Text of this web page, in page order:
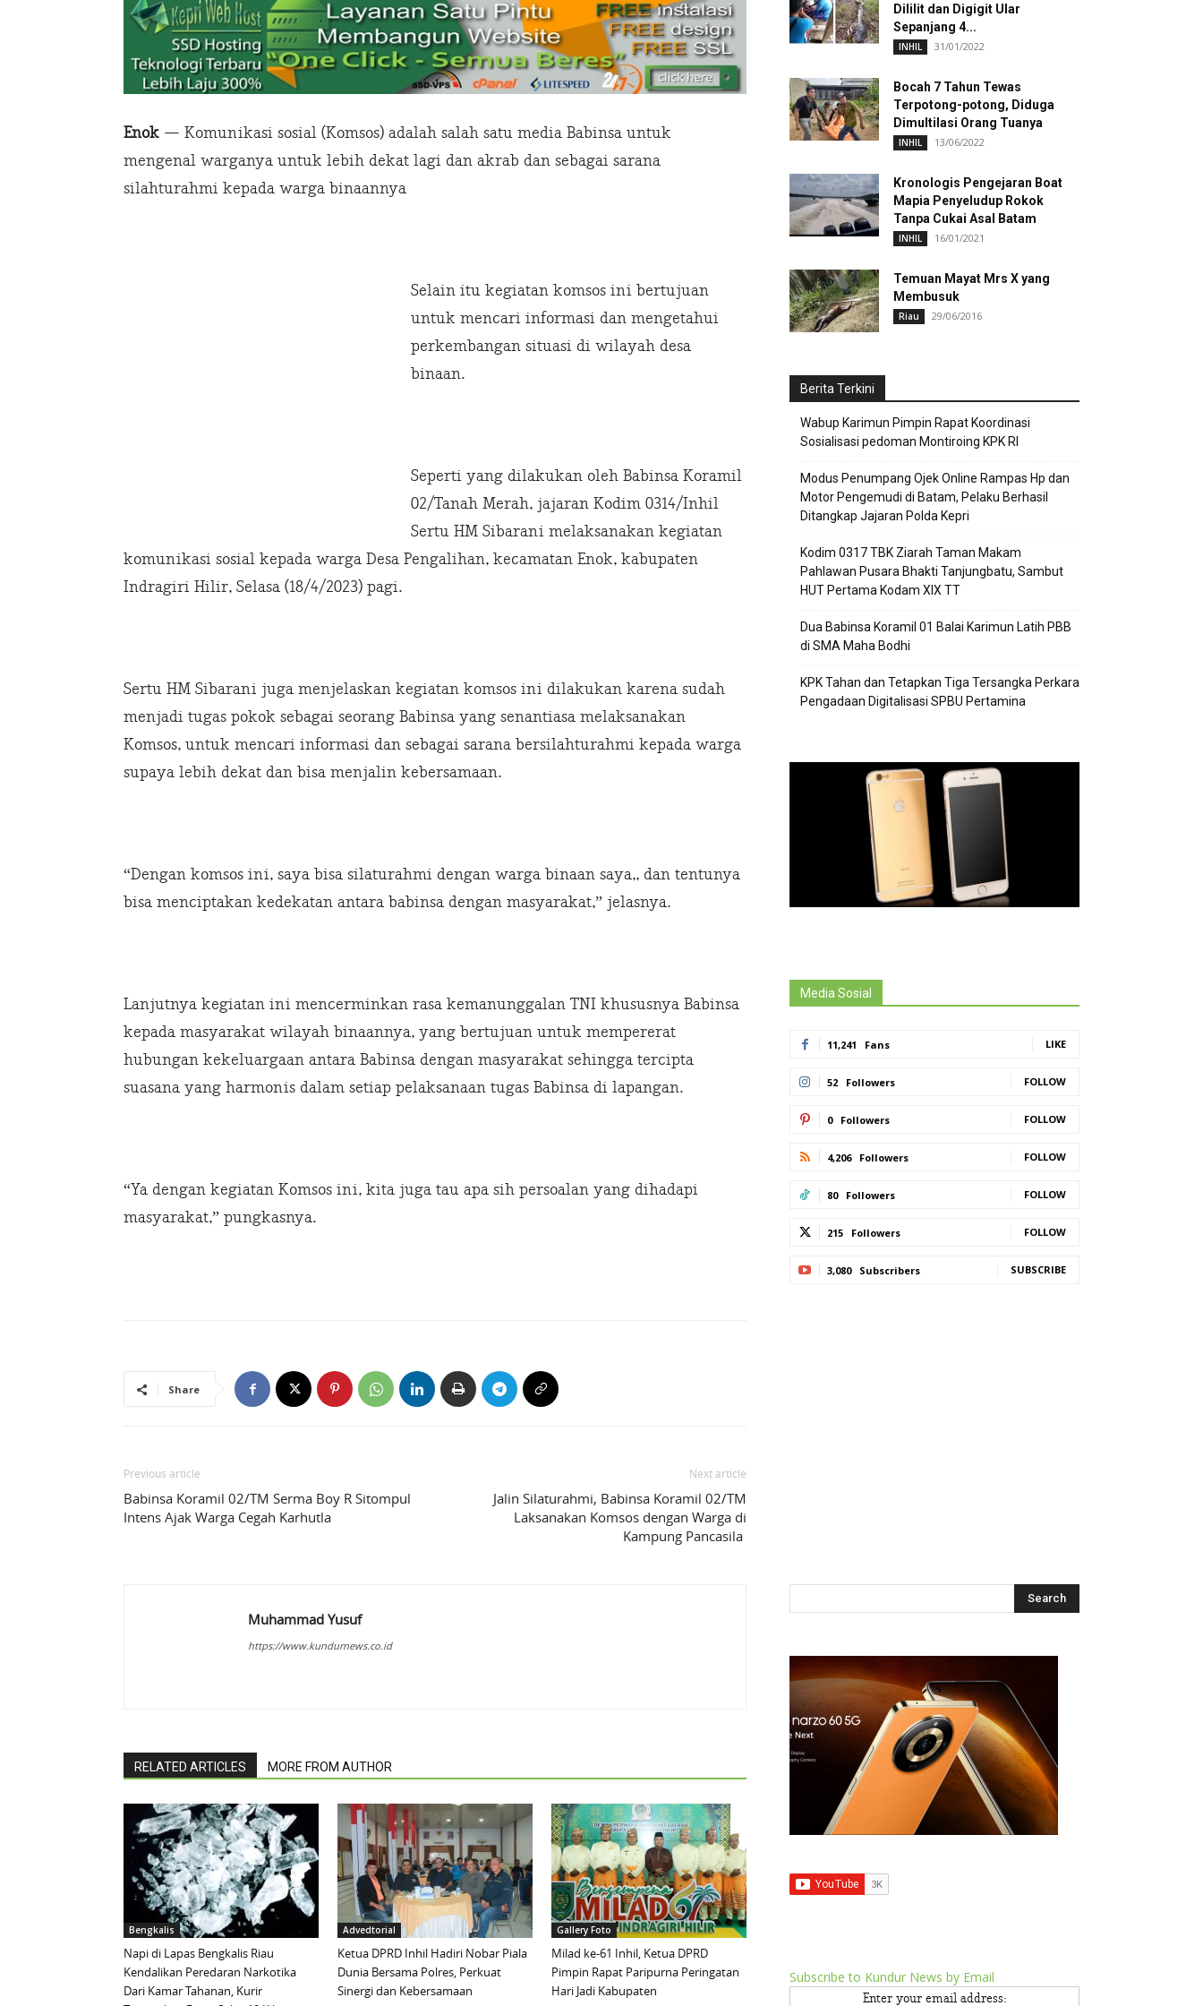
Enok — Komunikasi sosial (Komsos) adalah salah satu media Babinsa untuk
mengenal warganya untuk lebih dekat lagi dan akrab dan sebagai sarana
silahturahmi kepada warga binaannya
Selain itu kegiatan komsos ini bertujuan
untuk mencari informasi dan mengetahui
perkembangan situasi di wilayah desa
binaan.
Seperti yang dilakukan oleh Babinsa Koramil
02/Tanah Merah, jajaran Kodim 0314/Inhil
Sertu HM Sibarani melaksanakan kegiatan
komunikasi sosial kepada warga Desa Pengalihan, kecamatan Enok, kabupaten
Indragiri Hilir, Selasa (18/4/2023) pagi.
Sertu HM Sibarani juga menjelaskan kegiatan komsos ini dilakukan karena sudah
menjadi tugas pokok sebagai seorang Babinsa yang senantiasa melaksanakan
Komsos, untuk mencari informasi dan sebagai sarana bersilahturahmi kepada warga
supaya lebih dekat dan bisa menjalin kebersamaan.
“Dengan komsos ini, saya bisa silaturahmi dengan warga binaan saya,, dan tentunya
bisa menciptakan kedekatan antara babinsa dengan masyarakat,” jelasnya.
Lanjutnya kegiatan ini mencerminkan rasa kemanunggalan TNI khususnya Babinsa
kepada masyarakat wilayah binaannya, yang bertujuan untuk mempererat
hubungan kekeluargaan antara Babinsa dengan masyarakat sehingga tercipta
suasana yang harmonis dalam setiap pelaksanaan tugas Babinsa di lapangan.
“Ya dengan kegiatan Komsos ini, kita juga tau apa sih persoalan yang dihadapi
masyarakat,” pungkasnya.
Share
Previous article
Babinsa Koramil 02/TM Serma Boy R Sitompul
Intens Ajak Warga Cegah Karhutla
Next article
Jalin Silaturahmi, Babinsa Koramil 02/TM
Laksanakan Komsos dengan Warga di
Kampung Pancasila
Muhammad Yusuf
https://www.kundurnews.co.id
RELATED ARTICLES MORE FROM AUTHOR
Bengkalis
Napi di Lapas Bengkalis Riau
Kendalikan Peredaran Narkotika
Dari Kamar Tahanan, Kurir
Advedtorial
Ketua DPRD Inhil Hadiri Nobar Piala
Dunia Bersama Polres, Perkuat
Sinergi dan Kebersamaan
Gallery Foto
Milad ke-61 Inhil, Ketua DPRD
Pimpin Rapat Paripurna Peringatan
Hari Jadi Kabupaten
Dililit dan Digigit Ular
Sepanjang 4...
INHIL 31/01/2022
Bocah 7 Tahun Tewas
Terpotong-potong, Diduga
Dimultilasi Orang Tuanya
INHIL 13/06/2022
Kronologis Pengejaran Boat
Mapia Penyeludup Rokok
Tanpa Cukai Asal Batam
INHIL 16/01/2021
Temuan Mayat Mrs X yang
Membusuk
Riau 29/06/2016
Berita Terkini
Wabup Karimun Pimpin Rapat Koordinasi
Sosialisasi pedoman Montiroing KPK RI
Modus Penumpang Ojek Online Rampas Hp dan
Motor Pengemudi di Batam, Pelaku Berhasil
Ditangkap Jajaran Polda Kepri
Kodim 0317 TBK Ziarah Taman Makam
Pahlawan Pusara Bhakti Tanjungbatu, Sambut
HUT Pertama Kodam XIX TT
Dua Babinsa Koramil 01 Balai Karimun Latih PBB
di SMA Maha Bodhi
KPK Tahan dan Tetapkan Tiga Tersangka Perkara
Pengadaan Digitalisasi SPBU Pertamina
Media Sosial
11,241 Fans LIKE
52 Followers FOLLOW
0 Followers FOLLOW
4,206 Followers FOLLOW
80 Followers FOLLOW
215 Followers FOLLOW
3,080 Subscribers SUBSCRIBE
Subscribe to Kundur News by Email
Enter your email address: